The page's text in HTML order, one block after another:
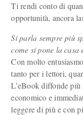
Ti rendi conto di
opportunità, ancora
Si parla sempre più
come si pone la
Con molto
tanto per i lettori,
L’eBook diffonde
economico e
leggere di più e con